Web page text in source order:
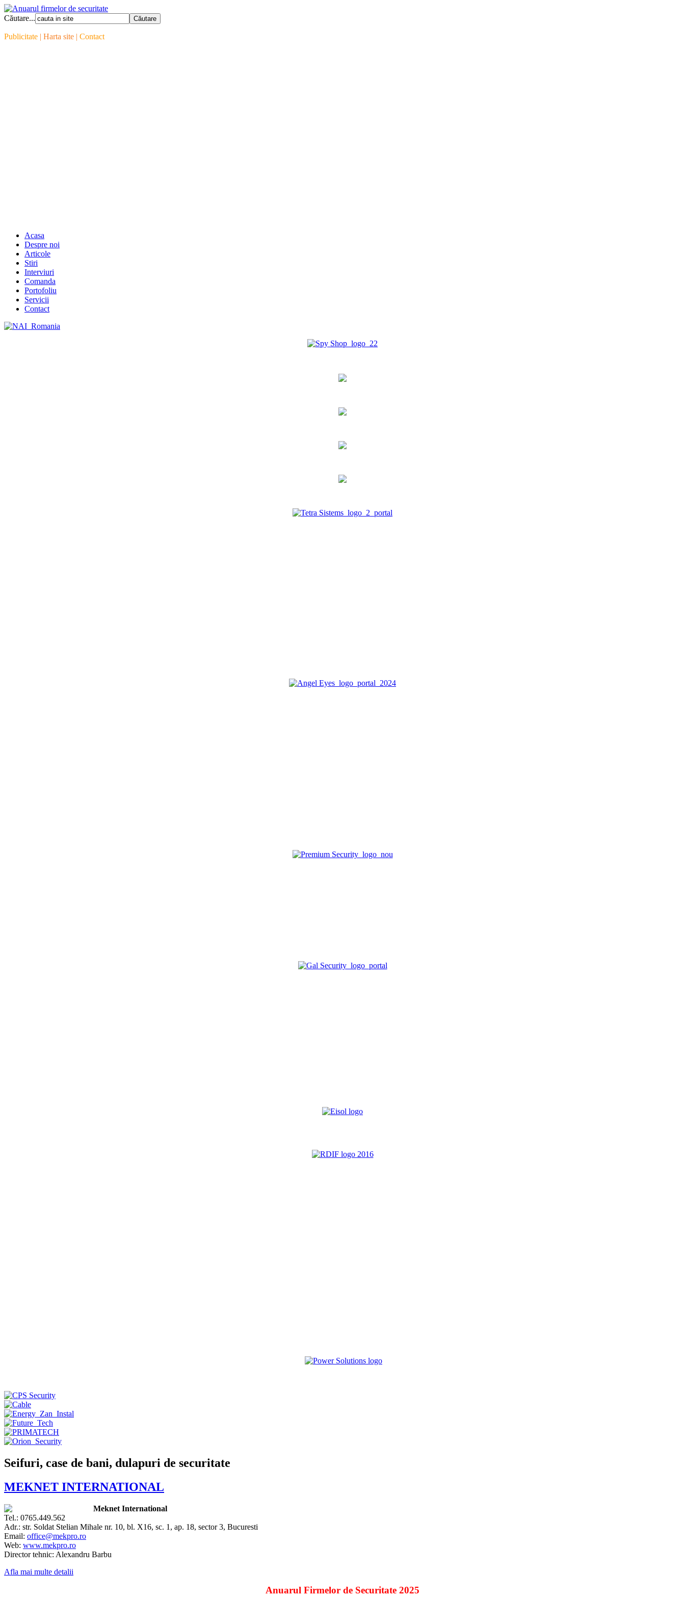
Căutare...
Publicitate | Harta site | Contact
Acasa
Despre noi
Articole
Stiri
Interviuri
Comanda
Portofoliu
Servicii
Contact
Seifuri, case de bani, dulapuri de securitate
MEKNET INTERNATIONAL
Meknet International
Tel.: 0765.449.562
Adr.: str. Soldat Stelian Mihale nr. 10, bl. X16, sc. 1, ap. 18, sector 3, Bucuresti
Email: office@mekpro.ro
Web: www.mekpro.ro
Director tehnic: Alexandru Barbu
Afla mai multe detalii
Anuarul Firmelor de Securitate 2025